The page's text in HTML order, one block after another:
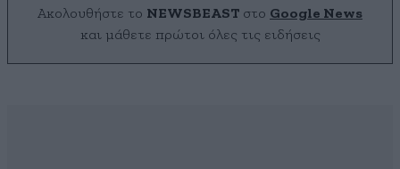
Ακολουθήστε το NEWSBEAST στο Google News
και μάθετε πρώτοι όλες τις ειδήσεις